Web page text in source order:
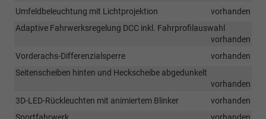
Umfeldbeleuchtung mit Lichtprojektion
vorhanden
Adaptive Fahrwerksregelung DCC inkl. Fahrprofilauswahl
vorhanden
Vorderachs-Differenzialsperre
vorhanden
Seitenscheiben hinten und Heckscheibe abgedunkelt
vorhanden
3D-LED-Rückleuchten mit animiertem Blinker
vorhanden
Sportfahrwerk
vorhanden